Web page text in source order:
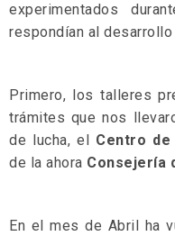
experimentados
respondían al
Primero, los talleres
trámites que nos
de lucha, el
Centro
de la ahora Consejería
En el mes de Abril ha